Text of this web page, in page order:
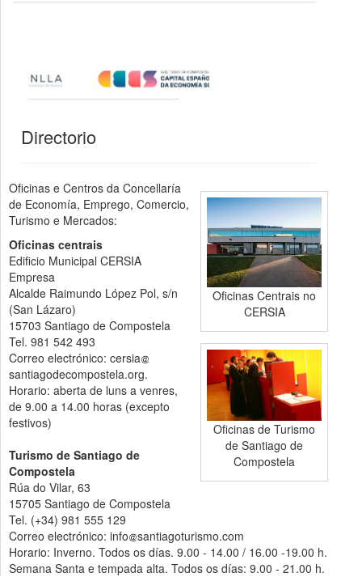
Directorio
Oficinas Centrais no
CERSIA
Oficinas de Turismo
de Santiago de
Compostela
Oficinas e Centros da Concellaría
de Economía, Emprego, Comercio,
Turismo e Mercados:
Oficinas centrais
Edificio Municipal CERSIA
Empresa
Alcalde Raimundo López Pol, s/n
(San Lázaro)
15703 Santiago de Compostela
Tel. 981 542 493
Correo electrónico: cersia
santiagodecompostela.org.
Horario: aberta de luns a venres,
de 9.00 a 14.00 horas (excepto
festivos)
Turismo de Santiago de
Compostela
Rúa do Vilar, 63
15705 Santiago de Compostela
Tel. (+34) 981 555 129
Correo electrónico: info santiagoturismo.com
Horario: Inverno. Todos os días. 9.00 - 14.00 / 16.00 -19.00 h.
Semana Santa e tempada alta. Todos os días: 9.00 - 21.00 h.